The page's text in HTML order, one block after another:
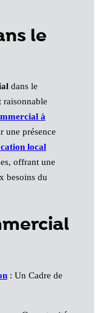
le
dans le
raisonnable
à
une présence
local
offrant une
besoins du
: Un Cadre de